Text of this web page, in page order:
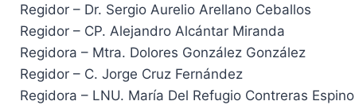
Regidor – Dr. Sergio Aurelio Arellano Ceballos
Regidor – CP. Alejandro Alcántar Miranda
Regidora – Mtra. Dolores González González
Regidor – C. Jorge Cruz Fernández
Regidora – LNU. María Del Refugio Contreras